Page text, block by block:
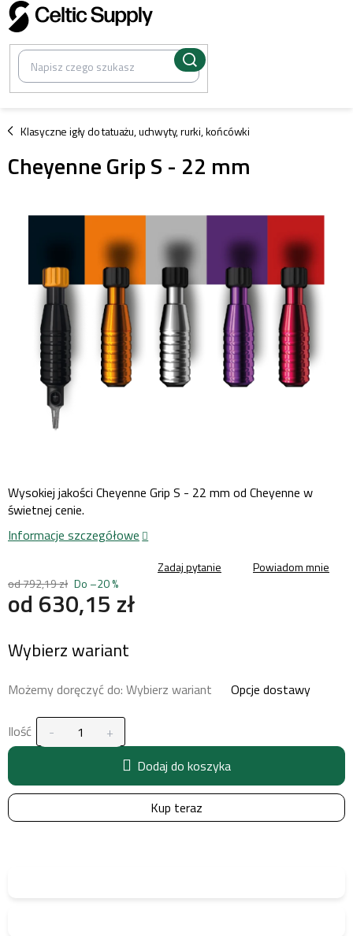
Przejść
do
treści
Klasyczne igły do tatuażu, uchwyty, rurki, końcówki
/
Cheyenne Grip S - 22 mm
od 792,19 zł Do –20 %
od 630,15 zł
jednostkowa:
Wybierz wariant
Możemy doręczyć do: Wybierz wariant Opcje dostawy
Ilość
Dodaj do koszyka
Kup teraz
Wysokiej jakości Cheyenne Grip S - 22 mm od Cheyenne w
świetnej cenie.
Informacje szczegółowe
Zadaj pytanie Powiadom mnie